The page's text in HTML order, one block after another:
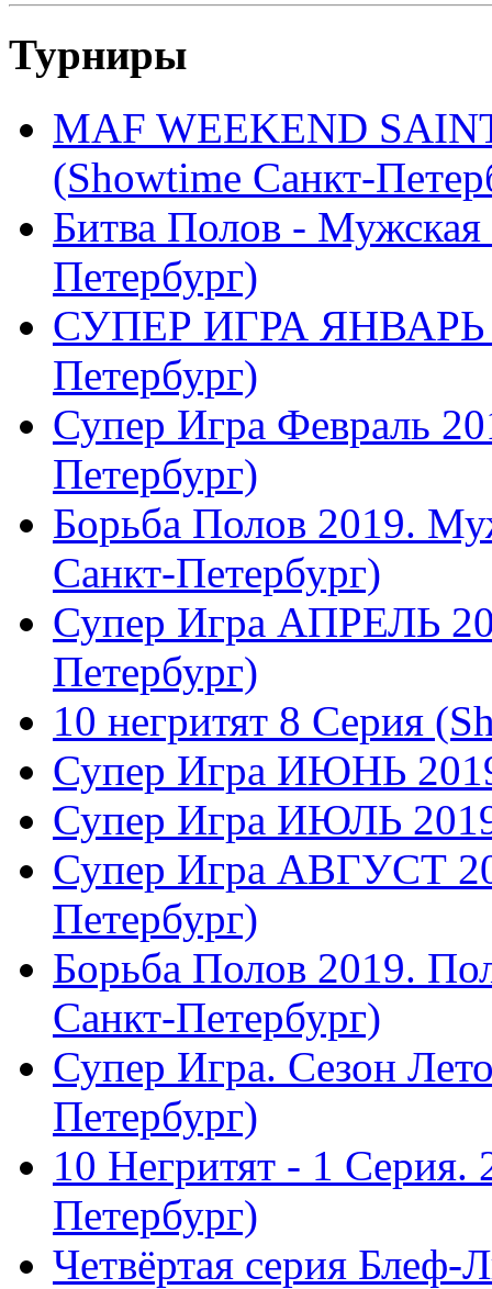
Турниры
MAF WEEKEND
(Showtime Санкт-
Битва Полов -
Петербург)
СУПЕР ИГРА ЯНВАРЬ
Петербург)
Супер Игра Февраль
Петербург)
Борьба Полов 2019.
Санкт-Петербург)
Супер Игра АПРЕЛЬ
Петербург)
10 негритят 8 Серия
Супер Игра ИЮНЬ
Супер Игра ИЮЛЬ
Супер Игра АВГУСТ
Петербург)
Борьба Полов 2019.
Санкт-Петербург)
Супер Игра. Сезон
Петербург)
10 Негритят - 1 Серия.
Петербург)
Четвёртая серия